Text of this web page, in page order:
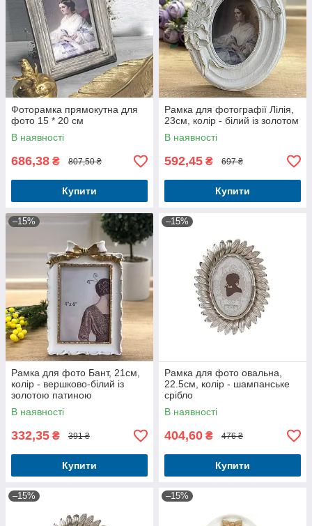
Фоторамка прямокутна для
фото 15 * 20 см
В наявності
686,38 ₴ 807,50 ₴
Купити
Рамка для фотографії Лілія,
23см, колір - білий із золотом
В наявності
592,45 ₴ 697 ₴
Купити
–15%
Рамка для фото Бант, 21см,
колір - вершково-білий із
золотою патиною
В наявності
332,35 ₴ 391 ₴
Купити
–15%
Рамка для фото овальна,
22.5см, колір - шампанське
срібло
В наявності
404,60 ₴ 476 ₴
Купити
–15% –15%